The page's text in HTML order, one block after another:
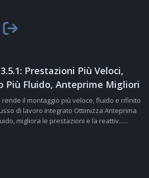
Prestazioni Più Veloci,
Più Fluido, Anteprime Migliori
rende il montaggio più veloce, fluido e rifinito
di lavoro integrato Ottimizza Anteprima
migliora le prestazioni e la reattiv......